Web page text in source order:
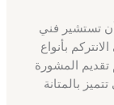
تستشير فني
بأنواع
تقديم المشورة
بالمتانة